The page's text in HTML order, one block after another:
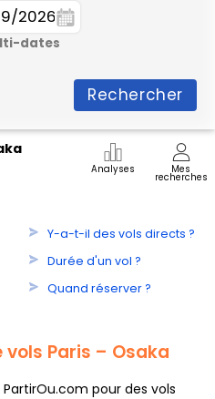
dates
Rechercher
Analyses Mes
recherches
Paris – Osaka
pour des vols
Y-a-t-il des vols directs ?
Durée d'un vol ?
Quand réserver ?